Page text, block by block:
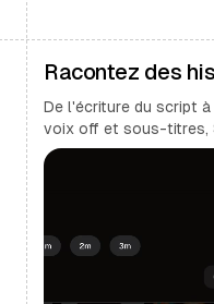
Racontez des
De l'écriture du script
voix off et sous-titres,